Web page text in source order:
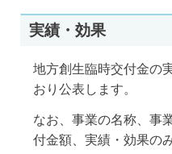
実績・効果
地方創生臨時交付金の
おり公表します。
なお、事業の名称、事
付金額、実績・効果の